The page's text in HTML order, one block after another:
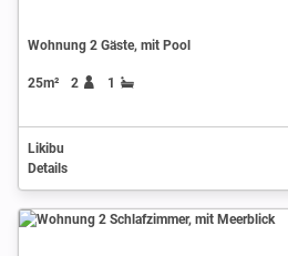
Wohnung 2 Gäste, mit Pool
25m² 2 1
Likibu
Details